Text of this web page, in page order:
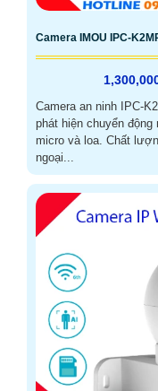
Camera IMOU IPC-
Camera an ninh IPC-
phát hiện chuyển động người. Thiết kế không
micro và loa. Chất lượng 3.0 MP giám sát ban đêm hồng
ngoại...